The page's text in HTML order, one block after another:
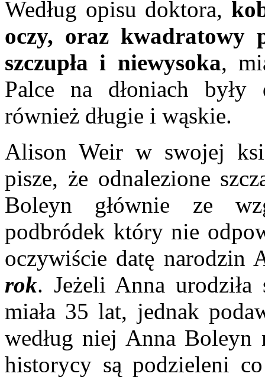
Według opisu doktora,
oczy, oraz kwadratowy
szczupła i niewysoka,
Palce na dłoniach
również długie i wąskie.
Alison Weir w swojej
pisze, że odnalezione
Boleyn głównie ze
podbródek który nie
oczywiście datę
rok. Jeżeli Anna
miała 35 lat, jednak
według niej Anna Boleyn
historycy są podzieleni